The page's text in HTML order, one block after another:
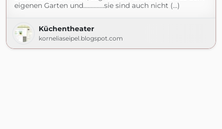
eigenen Garten und..............sie sind auch nicht (...)
Küchentheater
korneliaseipel.blogspot.com